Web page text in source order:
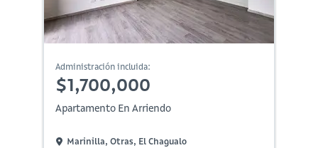
Administración incluida:
$1,700,000
Apartamento En Arriendo
Marinilla, Otras, El Chagualo